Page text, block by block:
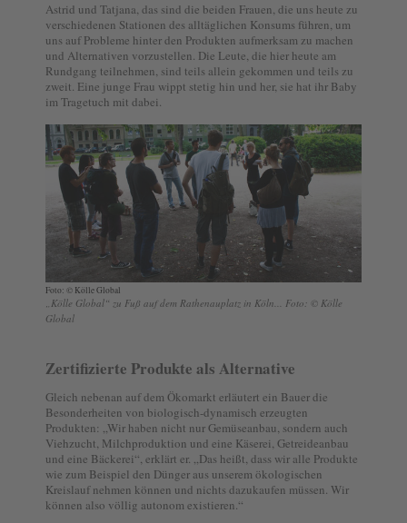
Astrid und Tatjana, das sind die beiden Frauen, die uns heute zu
verschiedenen Stationen des alltäglichen Konsums führen, um
uns auf Probleme hinter den Produkten aufmerksam zu machen
und Alternativen vorzustellen. Die Leute, die hier heute am
Rundgang teilnehmen, sind teils allein gekommen und teils zu
zweit. Eine junge Frau wippt stetig hin und her, sie hat ihr Baby
im Tragetuch mit dabei.
Foto: © Kölle Global
„Kölle Global“ zu Fuß auf dem Rathenauplatz in Köln... Foto: © Kölle
Global
Zertifizierte Produkte als Alternative
Gleich nebenan auf dem Ökomarkt erläutert ein Bauer die
Besonderheiten von biologisch-dynamisch erzeugten
Produkten: „Wir haben nicht nur Gemüseanbau, sondern auch
Viehzucht, Milchproduktion und eine Käserei, Getreideanbau
und eine Bäckerei“, erklärt er. „Das heißt, dass wir alle Produkte
wie zum Beispiel den Dünger aus unserem ökologischen
Kreislauf nehmen können und nichts dazukaufen müssen. Wir
können also völlig autonom existieren.“